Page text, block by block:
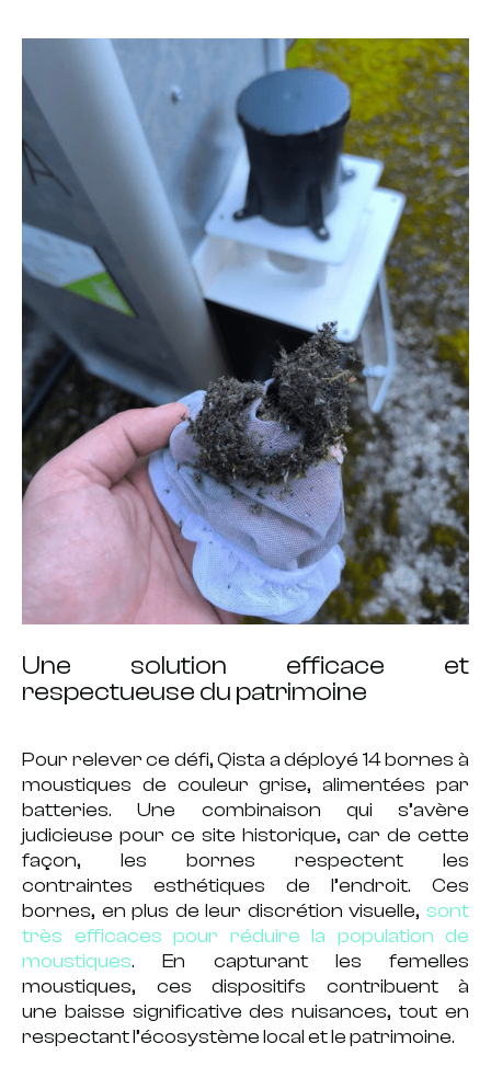
Une solution efficace et
respectueuse du patrimoine
Pour relever ce défi, Qista a déployé 14 bornes à
moustiques de couleur grise, alimentées par
batteries. Une combinaison qui s’avère
judicieuse pour ce site historique, car de cette
façon, les bornes respectent les
contraintes esthétiques de l’endroit. Ces
bornes, en plus de leur discrétion visuelle,sont
très efficaces pour réduire la population de
moustiques. En capturant les femelles
moustiques, ces dispositifs contribuent à
une baisse significative des nuisances, tout en
respectant l’écosystème localet le patrimoine.